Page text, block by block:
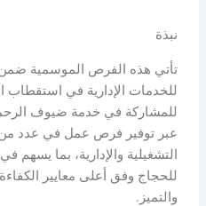
نبذة
تأتي هذه الفرص الموسمية
للخدمات الإدارية في استقطاب
عبر توفير فرص عمل في عدد
التشغيلية والإدارية، بما يسهم
للحجاج وفق أعلى معايير الكفاءة
والتميز.